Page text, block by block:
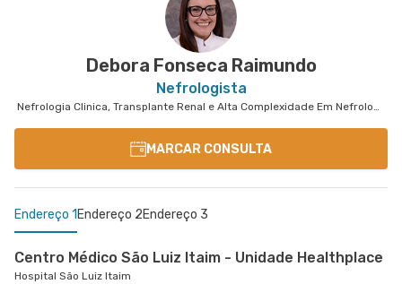
Rua Dona Veridiana nr. 311 - Higienopolis, Sao
Rua Das Perobas nr. 266 - Jabaquara, Sao Paulo
Debora Fonseca Raimundo
Nefrologista
Nefrologia Clinica, Transplante Renal e Alta Complexidade Em Nefrologia
MARCAR CONSULTA
Endereço 1 Endereço 2Endereço 3
Centro Médico São Luiz Itaim - Unidade Healthplace
Hospital São Luiz Itaim